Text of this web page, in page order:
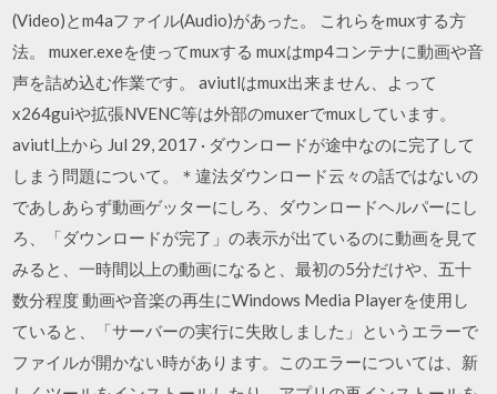
(Video)とm4aファイル(Audio)があった。 これらをmuxする方
法。 muxer.exeを使ってmuxする muxはmp4コンテナに動画や音
声を詰め込む作業です。 aviutlはmux出来ません、よって
x264guiや拡張NVENC等は外部のmuxerでmuxしています。
aviutl上から Jul 29, 2017 · ダウンロードが途中なのに完了して
しまう問題について。＊違法ダウンロード云々の話ではないの
であしあらず動画ゲッターにしろ、ダウンロードヘルパーにし
ろ、「ダウンロードが完了」の表示が出ているのに動画を見て
みると、一時間以上の動画になると、最初の5分だけや、五十
数分程度 動画や音楽の再生にWindows Media Playerを使用し
ていると、「サーバーの実行に失敗しました」というエラーで
ファイルが開かない時があります。このエラーについては、新